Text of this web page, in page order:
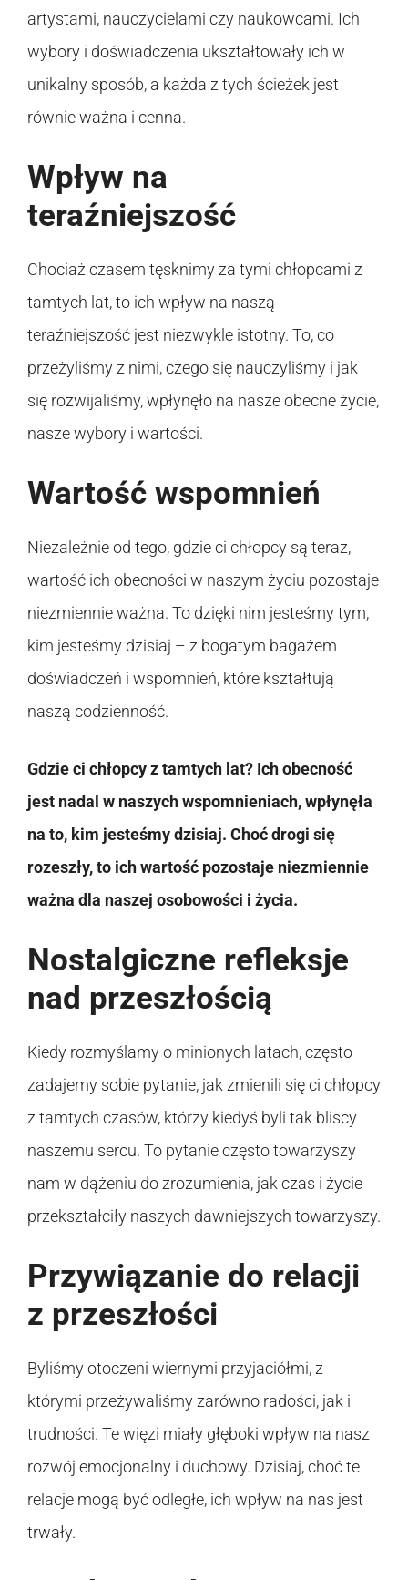
artystami, nauczycielami czy naukowcami. Ich
wybory i doświadczenia ukształtowały ich w
unikalny sposób, a każda z tych ścieżek jest
równie ważna i cenna.
Wpływ na
teraźniejszość
Chociaż czasem tęsknimy za tymi chłopcami z
tamtych lat, to ich wpływ na naszą
teraźniejszość jest niezwykle istotny. To, co
przeżyliśmy z nimi, czego się nauczyliśmy i jak
się rozwijaliśmy, wpłynęło na nasze obecne życie,
nasze wybory i wartości.
Wartość wspomnień
Niezależnie od tego, gdzie ci chłopcy są teraz,
wartość ich obecności w naszym życiu pozostaje
niezmiennie ważna. To dzięki nim jesteśmy tym,
kim jesteśmy dzisiaj – z bogatym bagażem
doświadczeń i wspomnień, które kształtują
naszą codzienność.
Gdzie ci chłopcy z tamtych lat? Ich obecność
jest nadal w naszych wspomnieniach, wpłynęła
na to, kim jesteśmy dzisiaj. Choć drogi się
rozeszły, to ich wartość pozostaje niezmiennie
ważna dla naszej osobowości i życia.
Nostalgiczne refleksje
nad przeszłością
Kiedy rozmyślamy o minionych latach, często
zadajemy sobie pytanie, jak zmienili się ci chłopcy
z tamtych czasów, którzy kiedyś byli tak bliscy
naszemu sercu. To pytanie często towarzyszy
nam w dążeniu do zrozumienia, jak czas i życie
przekształciły naszych dawniejszych towarzyszy.
Przywiązanie do relacji
z przeszłości
Byliśmy otoczeni wiernymi przyjaciółmi, z
którymi przeżywaliśmy zarówno radości, jak i
trudności. Te więzi miały głęboki wpływ na nasz
rozwój emocjonalny i duchowy. Dzisiaj, choć te
relacje mogą być odległe, ich wpływ na nas jest
trwały.